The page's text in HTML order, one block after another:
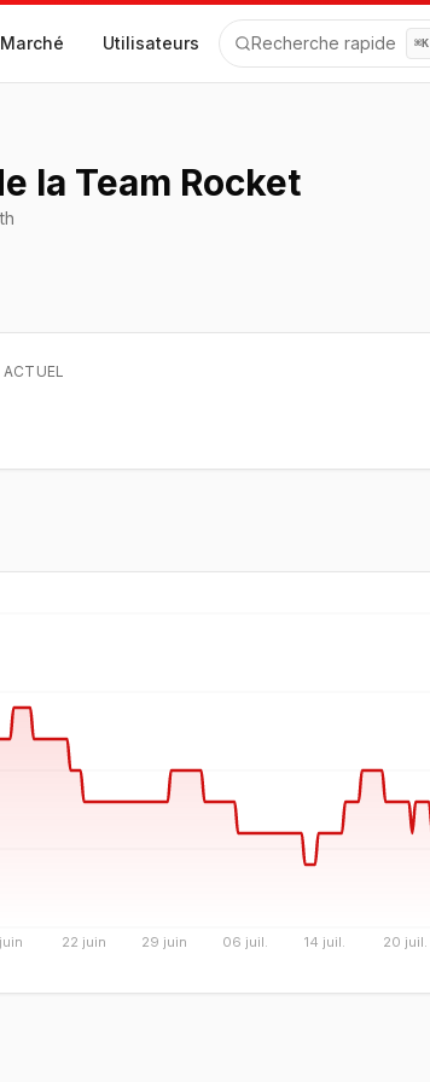
Marché Utilisateurs Recherche rapide ⌘K
la Team Rocket
ACTUEL
22 juin 29 juin 06 juil. 14 juil. 20 juil.